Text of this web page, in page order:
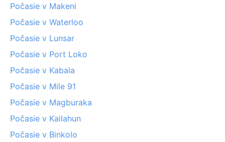
Počasie v Makeni
Počasie v Waterloo
Počasie v Lunsar
Počasie v Port Loko
Počasie v Kabala
Počasie v Mile 91
Počasie v Magburaka
Počasie v Kailahun
Počasie v Binkolo